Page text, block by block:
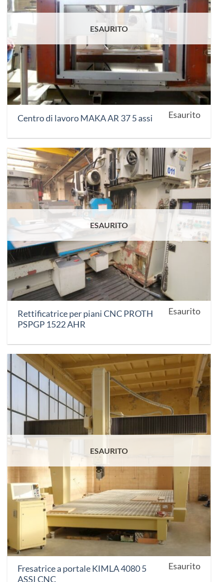
ESAURITO
Centro di lavoro MAKA AR 37 5 assi Esaurito
ESAURITO
Rettificatrice per piani CNC PROTH
PSPGP 1522 AHR
Esaurito
ESAURITO
Fresatrice a portale KIMLA 4080 5
ASSI CNC
Esaurito